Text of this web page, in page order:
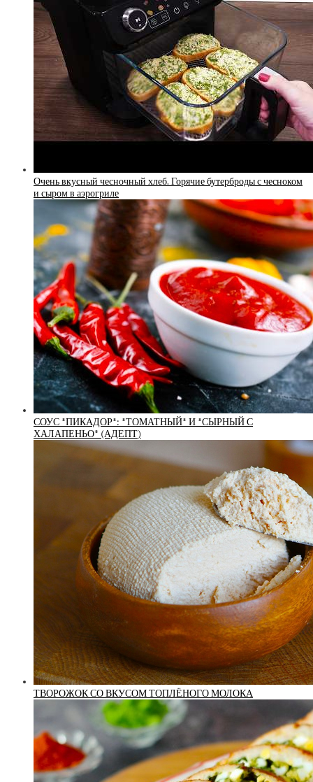
Очень вкусный чесночный хлеб. Горячие бутерброды с чесноком
и сыром в аэрогриле
СОУС *ПИКАДОР*: *ТОМАТНЫЙ* И *СЫРНЫЙ С
ХАЛАПЕНЬО* (АДЕПТ)
ТВОРОЖОК СО ВКУСОМ ТОПЛЁНОГО МОЛОКА